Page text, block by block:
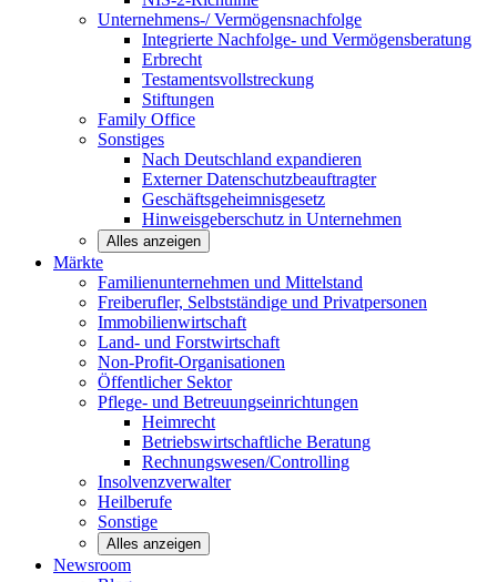
Unternehmens-/Vermögensnachfolge
Integrierte Nachfolge- und Vermögensberatung
Erbrecht
Testamentsvollstreckung
Stiftungen
Family Office
Sonstiges
Nach Deutschland expandieren
Externer Datenschutzbeauftragter
Geschäftsgeheimnisgesetz
Hinweisgeberschutz in Unternehmen
Alles anzeigen
Märkte
Familienunternehmen und Mittelstand
Freiberufler, Selbstständige und Privatpersonen
Immobilienwirtschaft
Land- und Forstwirtschaft
Non-Profit-Organisationen
Öffentlicher Sektor
Pflege- und Betreuungseinrichtungen
Heimrecht
Betriebswirtschaftliche Beratung
Rechnungswesen/Controlling
Insolvenzverwalter
Heilberufe
Sonstige
Alles anzeigen
Newsroom